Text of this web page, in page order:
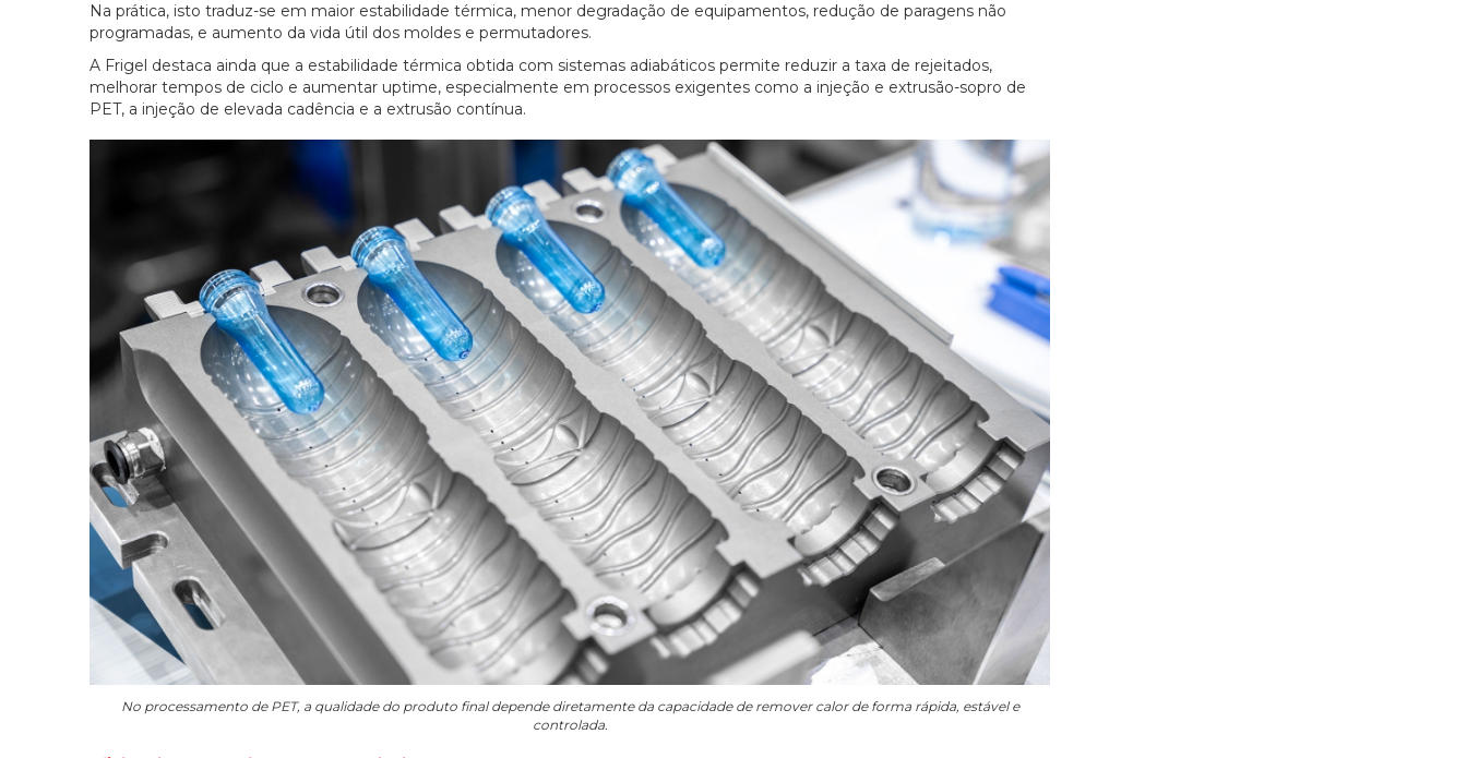
Na prática, isto traduz-se em maior estabilidade térmica, menor degradação de equipamentos, redução de paragens não
programadas, e aumento da vida útil dos moldes e permutadores.
A Frigel destaca ainda que a estabilidade térmica obtida com sistemas adiabáticos permite reduzir a taxa de rejeitados,
melhorar tempos de ciclo e aumentar uptime, especialmente em processos exigentes como a injeção e extrusão-sopro de
PET, a injeção de elevada cadência e a extrusão contínua.
No processamento de PET, a qualidade do produto final depende diretamente da capacidade de remover calor de forma rápida, estável e
controlada.